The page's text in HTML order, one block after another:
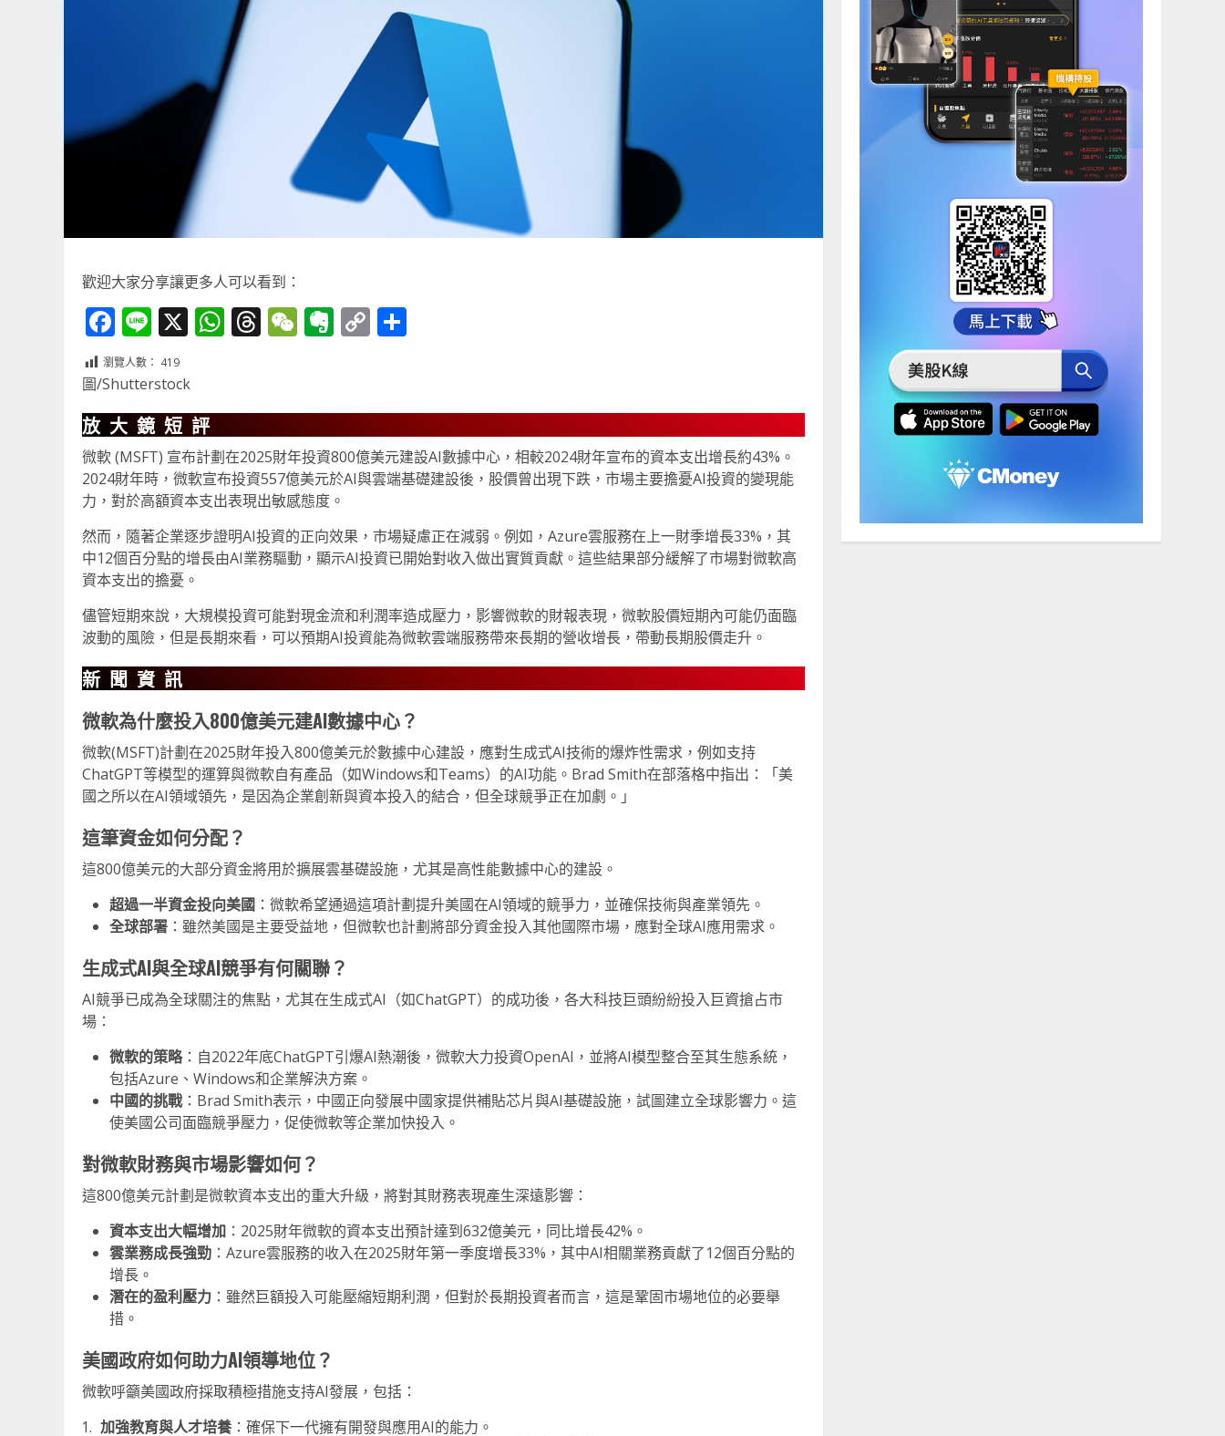
歡迎大家分享讓更多人可以看到：
Facebook
Line
X WhatsApp
Threads
WeChat
Evernote
Copy
瀏覽人數： 419
圖/Shutterstock
放大鏡短評
微軟 (MSFT) 宣布計劃在2025財年投資800億美元建設AI數據中心，相較2024財年宣布的資本支出增長約43%。
2024財年時，微軟宣布投資557億美元於AI與雲端基礎建設後，股價曾出現下跌，市場主要擔憂AI投資的變現能
力，對於高額資本支出表現出敏感態度。
然而，隨著企業逐步證明AI投資的正向效果，市場疑慮正在減弱。例如，Azure雲服務在上一財季增長33%，其
中12個百分點的增長由AI業務驅動，顯示AI投資已開始對收入做出實質貢獻。這些結果部分緩解了市場對微軟高
資本支出的擔憂。
儘管短期來說，大規模投資可能對現金流和利潤率造成壓力，影響微軟的財報表現，微軟股價短期內可能仍面臨
波動的風險，但是長期來看，可以預期AI投資能為微軟雲端服務帶來長期的營收增長，帶動長期股價走升。
新聞資訊
微軟為什麼投入800億美元建AI數據中心？
微軟(MSFT)計劃在2025財年投入800億美元於數據中心建設，應對生成式AI技術的爆炸性需求，例如支持
ChatGPT等模型的運算與微軟自有產品（如Windows和Teams）的AI功能。Brad Smith在部落格中指出：「美
國之所以在AI領域領先，是因為企業創新與資本投入的結合，但全球競爭正在加劇。」
這筆資金如何分配？
這800億美元的大部分資金將用於擴展雲基礎設施，尤其是高性能數據中心的建設。
超過一半資金投向美國 ：微軟希望通過這項計劃提升美國在AI領域的競爭力，並確保技術與產業領先。
全球部署 ：雖然美國是主要受益地，但微軟也計劃將部分資金投入其他國際市場，應對全球AI應用需求。
生成式AI與全球AI競爭有何關聯？
AI競爭已成為全球關注的焦點，尤其在生成式AI（如ChatGPT）的成功後，各大科技巨頭紛紛投入巨資搶占市
場：
微軟的策略：自2022年底ChatGPT引爆AI熱潮後，微軟大力投資OpenAI，並將AI模型整合至其生態系統，
包括Azure、Windows和企業解決方案。
中國的挑戰：Brad Smith表示，中國正向發展中國家提供補貼芯片與AI基礎設施，試圖建立全球影響力。這
使美國公司面臨競爭壓力，促使微軟等企業加快投入。
對微軟財務與市場影響如何？
這800億美元計劃是微軟資本支出的重大升級，將對其財務表現產生深遠影響：
資本支出大幅增加 ：2025財年微軟的資本支出預計達到632億美元，同比增長42%。
雲業務成長強勁 ：Azure雲服務的收入在2025財年第一季度增長33%，其中AI相關業務貢獻了12個百分點的
增長。
潛在的盈利壓力 ：雖然巨額投入可能壓縮短期利潤，但對於長期投資者而言，這是鞏固市場地位的必要舉
措。
美國政府如何助力AI領導地位？
微軟呼籲美國政府採取積極措施支持AI發展，包括：
加強教育與人才培養 ：確保下一代擁有開發與應用AI的能力。